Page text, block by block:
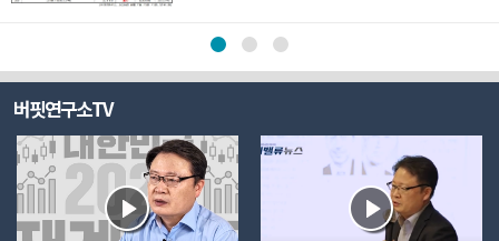
으로, 색조·기초 화장품 등 뷰티 제품을 중심으로 사
업을 전개하고 있다. K뷰티 수출 확대와 실적 성장
기대감에 따라 주가 변동성이 나타날 수 있다.이어
버핏연구소TV